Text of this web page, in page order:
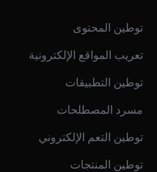
توطين المحتوى
تعريب المواقع الإلكترونية
توطين التطبيقات
مسرد المصطلحات
توطين التعم الإلكتروني
توطين المنتجات